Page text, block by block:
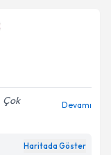
Çok
Devamı
Haritada Göster